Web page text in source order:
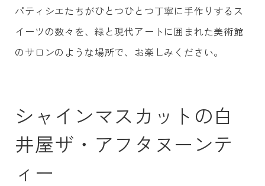
パティシエたちがひとつひとつ丁寧に手作りするス
イーツの数々を、緑と現代アートに囲まれた美術館
のサロンのような場所で、お楽しみください。
シャインマスカットの白
井屋ザ・アフタヌーンテ
ィー